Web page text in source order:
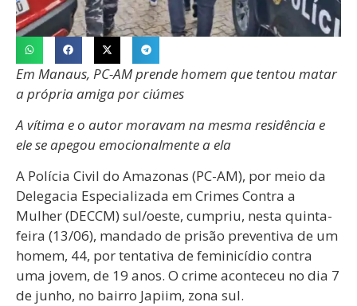
Em Manaus, PC-AM prende homem que tentou matar
a própria amiga por ciúmes
A vítima e o autor moravam na mesma residência e
ele se apegou emocionalmente a ela
A Polícia Civil do Amazonas (PC-AM), por meio da
Delegacia Especializada em Crimes Contra a
Mulher (DECCM) sul/oeste, cumpriu, nesta quinta-
feira (13/06), mandado de prisão preventiva de um
homem, 44, por tentativa de feminicídio contra
uma jovem, de 19 anos. O crime aconteceu no dia 7
de junho, no bairro Japiim, zona sul.